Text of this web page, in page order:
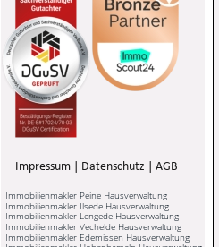
Impressum Datenschutz AGB
Immobilienmakler Peine Hausverwaltung
Immobilienmakler Ilsede Hausverwaltung
Immobilienmakler Lengede Hausverwaltung
Immobilienmakler Vechelde Hausverwaltung
Immobilienmakler Edemissen Hausverwaltung